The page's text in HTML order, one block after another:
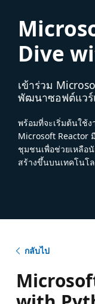
Dive
เข้าร่วม
พัฒนาซอฟต์แวร์
พร้อมที่จะเริ่มต้นใช้
Microsoft Reactor
ชุมชนเพื่อช่วยเหลือ
สร้างขึ้นบนเทคโนโ
กลับไป